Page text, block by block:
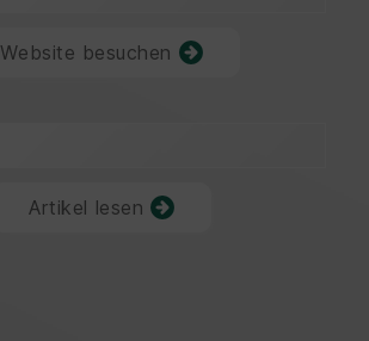
Website besuchen
Artikel lesen